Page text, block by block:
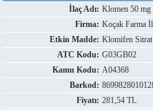
İlaç Adı: Klomen 50 mg
Firma: Koçak Farma
Etkin Madde: Klomifen Sitrat
ATC Kodu: G03GB02
Kamu Kodu: A04368
Barkod:
Fiyatı: 281,54 TL